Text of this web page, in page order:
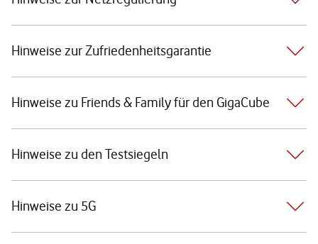
Hinweise zur Zufriedenheitsgarantie
Hinweise zu Friends & Family für den GigaCube
Hinweise zu den Testsiegeln
Hinweise zu 5G